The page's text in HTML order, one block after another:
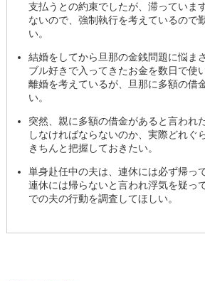
支払うとの約束でしたが、滞っていま
ないので、強制執行を考えているので
い。
結婚をしてから旦那の金銭問題に悩ま
ブル好きで入ってきたお金を数日で使
離婚を考えているが、旦那に多額の借
い。
突然、親に多額の借金があると言われ
しなければならないのか、実際どれぐ
きちんと把握しておきたい。
単身赴任中の夫は、連休には必ず帰っ
連休には帰らないと言われ浮気を疑っ
での夫の行動を調査してほしい。